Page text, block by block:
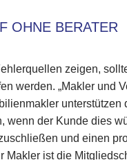
OHNE BERATER
zeigen,
werden. „Makler und
wenn der Kunde dies
und einen
Makler ist die